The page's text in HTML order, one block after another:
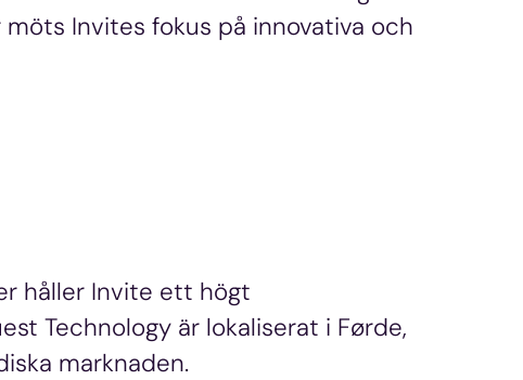
Invites fokus på innovativa och
håller Invite ett högt
Technology är lokaliserat i Førde,
marknaden.